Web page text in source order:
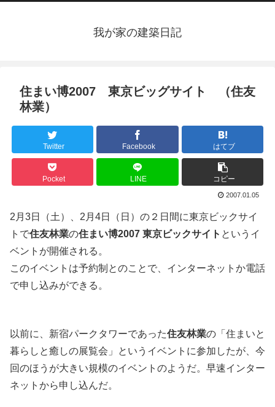
我が家の建築日記
住まい博2007 東京ビッグサイト （住友
林業）
Twitter Facebook はてブ
Pocket LINE コピー
2007.01.05
2月3日（土）、2月4日（日）の２日間に東京ビックサイ
トで住友林業の住まい博2007 東京ビックサイト というイ
ベントが開催される。
このイベントは予約制とのことで、インターネットか電話
で申し込みができる。
以前に、新宿パークタワーであった住友林業の「住まいと
暮らしと癒しの展覧会」というイベントに参加したが、今
回のほうが大きい規模のイベントのようだ。早速インター
ネットから申し込んだ。